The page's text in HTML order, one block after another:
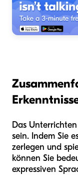
Das
sein. Indem Sie
zerlegen und
können Sie
expressiven